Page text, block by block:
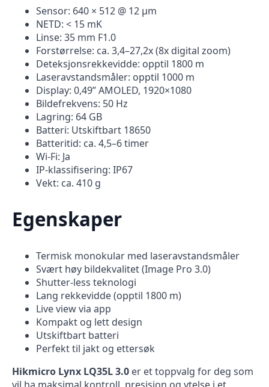
Sensor: 640 × 512 @ 12 µm
NETD: < 15 mK
Linse: 35 mm F1.0
Forstørrelse: ca. 3,4–27,2x (8x digital zoom)
Deteksjonsrekkevidde: opptil 1800 m
Laseravstandsmåler: opptil 1000 m
Display: 0,49” AMOLED, 1920×1080
Bildefrekvens: 50 Hz
Lagring: 64 GB
Batteri: Utskiftbart 18650
Batteritid: ca. 4,5–6 timer
Wi-Fi: Ja
IP-klassifisering: IP67
Vekt: ca. 410 g
Egenskaper
Termisk monokular med laseravstandsmåler
Svært høy bildekvalitet (Image Pro 3.0)
Shutter-less teknologi
Lang rekkevidde (opptil 1800 m)
Live view via app
Kompakt og lett design
Utskiftbart batteri
Perfekt til jakt og ettersøk
Hikmicro Lynx LQ35L 3.0 er et toppvalg for deg som